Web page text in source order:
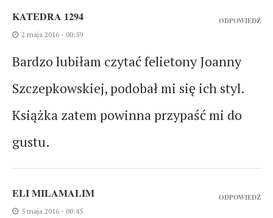
KATEDRA 1294
2 maja 2016 - 00:59
Bardzo lubiłam czytać felietony Joanny
Szczepkowskiej, podobał mi się ich styl.
Książka zatem powinna przypaść mi do
gustu.
ODPOWIEDŹ
ELI MILAMALIM
5 maja 2016 - 00:45
ODPOWIEDŹ